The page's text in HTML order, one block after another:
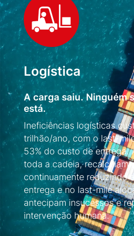
Logística
A carga saiu. Ninguém
está.
Ineficiências logísticas
trilhão/ano, com o last-
53% do custo de entrega.
toda a cadeia, recalculam
continuamente reduzindo
entrega e no last-mile
antecipam insucessos e
intervenção humana.